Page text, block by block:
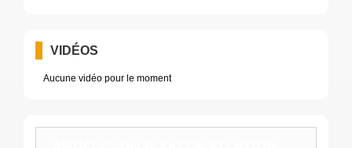
VIDÉOS
Aucune vidéo pour le moment